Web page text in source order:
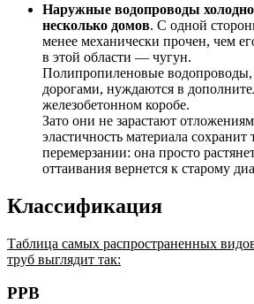
Наружные водопроводы
несколько домов. С одной
менее механически прочен, чем
в этой области — чугун.
Полипропиленовые
дорогами, нуждаются в
железобетонном коробе.
Зато они не зарастают
эластичность материала
перемерзании: она просто
оттаивания вернется к старому
Классификация
Таблица самых распространенных
труб выглядит так:
РРВ